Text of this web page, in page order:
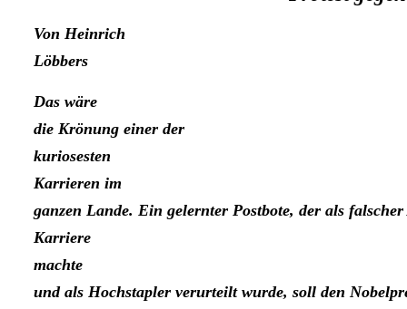
Von Heinrich
Löbbers
Das wäre
die Krönung einer der
kurioses­ten
Karrieren im
ganzen Lande. Ein ge­lernter Postbote, der als
Karriere
machte
und als Hochstapler verurteilt wurde, soll den